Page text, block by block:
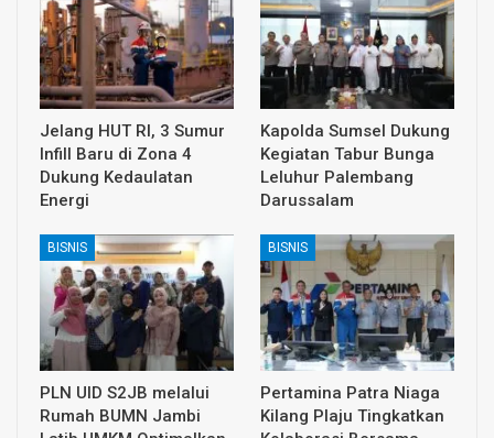
Jelang HUT RI, 3 Sumur
Infill Baru di Zona 4
Dukung Kedaulatan
Energi
Kapolda Sumsel Dukung
Kegiatan Tabur Bunga
Leluhur Palembang
Darussalam
BISNIS
PLN UID S2JB melalui
Rumah BUMN Jambi
BISNIS
Pertamina Patra Niaga
Kilang Plaju Tingkatkan